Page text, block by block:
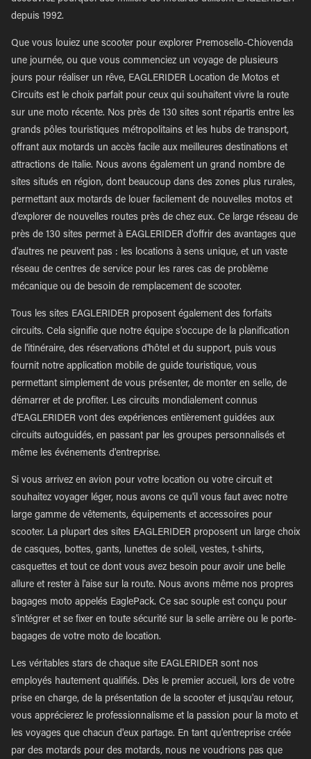
depuis 1992.
Que vous louiez une scooter pour explorer Premosello-Chiovenda
une journée, ou que vous commenciez un voyage de plusieurs
jours pour réaliser un rêve, EAGLERIDER Location de Motos et
Circuits est le choix parfait pour ceux qui souhaitent vivre la route
sur une moto récente. Nos près de 130 sites sont répartis entre les
grands pôles touristiques métropolitains et les hubs de transport,
offrant aux motards un accès facile aux meilleures destinations et
attractions de Italie. Nous avons également un grand nombre de
sites situés en région, dont beaucoup dans des zones plus rurales,
permettant aux motards de louer facilement de nouvelles motos et
d'explorer de nouvelles routes près de chez eux. Ce large réseau de
près de 130 sites permet à EAGLERIDER d'offrir des avantages que
d'autres ne peuvent pas : les locations à sens unique, et un vaste
réseau de centres de service pour les rares cas de problème
mécanique ou de besoin de remplacement de scooter.
Tous les sites EAGLERIDER proposent également des forfaits
circuits. Cela signifie que notre équipe s'occupe de la planification
de l'itinéraire, des réservations d'hôtel et du support, puis vous
fournit notre application mobile de guide touristique, vous
permettant simplement de vous présenter, de monter en selle, de
démarrer et de profiter. Les circuits mondialement connus
d'EAGLERIDER vont des expériences entièrement guidées aux
circuits autoguidés, en passant par les groupes personnalisés et
même les événements d'entreprise.
Si vous arrivez en avion pour votre location ou votre circuit et
souhaitez voyager léger, nous avons ce qu'il vous faut avec notre
large gamme de vêtements, équipements et accessoires pour
scooter. La plupart des sites EAGLERIDER proposent un large choix
de casques, bottes, gants, lunettes de soleil, vestes, t-shirts,
casquettes et tout ce dont vous avez besoin pour avoir une belle
allure et rester à l'aise sur la route. Nous avons même nos propres
bagages moto appelés EaglePack. Ce sac souple est conçu pour
s'intégrer et se fixer en toute sécurité sur la selle arrière ou le porte-
bagages de votre moto de location.
Les véritables stars de chaque site EAGLERIDER sont nos
employés hautement qualifiés. Dès le premier accueil, lors de votre
prise en charge, de la présentation de la scooter et jusqu'au retour,
vous apprécierez le professionnalisme et la passion pour la moto et
les voyages que chacun d'eux partage. En tant qu'entreprise créée
par des motards pour des motards, nous ne voudrions pas que